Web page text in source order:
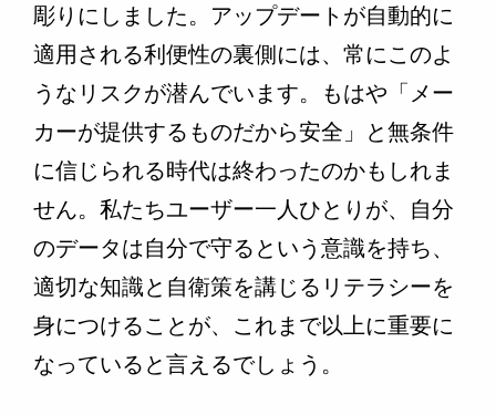
彫りにしました。アップデートが自動的に
適用される利便性の裏側には、常にこのよ
うなリスクが潜んでいます。もはや「メー
カーが提供するものだから安全」と無条件
に信じられる時代は終わったのかもしれま
せん。私たちユーザー一人ひとりが、自分
のデータは自分で守るという意識を持ち、
適切な知識と自衛策を講じるリテラシーを
身につけることが、これまで以上に重要に
なっていると言えるでしょう。